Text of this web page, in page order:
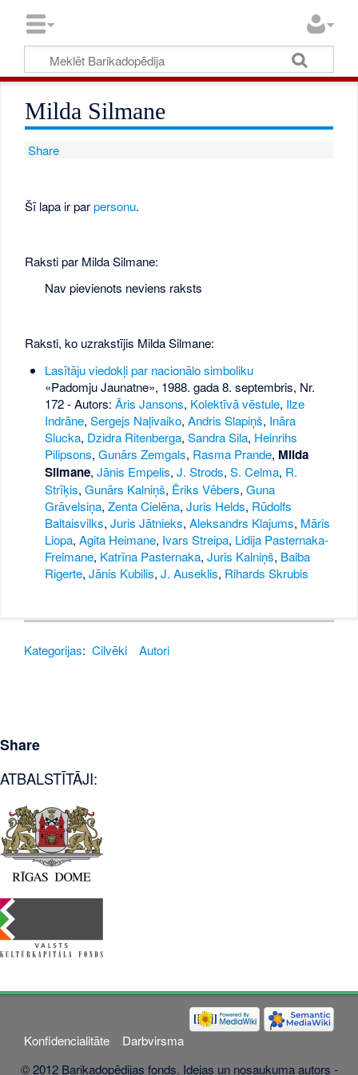
Milda Silmane
Share
Šī lapa ir parpersonu.
Raksti par Milda Silmane:
Nav pievienots neviens raksts
Raksti, ko uzrakstījis Milda Silmane:
Lasītāju viedokļi par nacionālo simboliku
«Padomju Jaunatne», 1988. gada 8. septembris, Nr.
172- Autors: Āris Jansons, Kolektīvā vēstule, Ilze
Indrāne, Sergejs Naļivaiko, Andris Slapiņš, Ināra
Slucka, Dzidra Ritenberga, Sandra Sila, Heinrihs
Pilipsons, Gunārs Zemgals, Rasma Prande, Milda
Silmane, Jānis Empelis, J. Strods, S. Celma, R.
Strīķis, Gunārs Kalniņš, Ēriks Vēbers, Guna
Grāvelsiņa, Zenta Cielēna, Juris Helds, Rūdolfs
Baltaisvilks, Juris Jātnieks, Aleksandrs Klajums, Māris
Liopa, Agita Heimane, Ivars Streipa, Lidija Pasternaka-
Freimane, Katrīna Pasternaka, Juris Kalniņš, Baiba
Rigerte, Jānis Kubilis, J. Auseklis, Rihards Skrubis
Kategorijas: Cilvēki Autori
Share
ATBALSTĪTĀJI:
Konfidencialitāte
Darbvirsma
© 2012 Barikadopēdijas fonds. Idejas un nosaukuma autors -